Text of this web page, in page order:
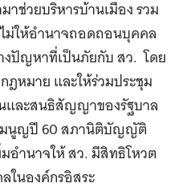
าช่วยบริหารบ้านเมือง รวม
ม่ให้อำนาจถอดถอนบุคคล
งปัญหาที่เป็นภัยกับ สว. โดย
ฎหมาย และให้ร่วมประชุม
และสนธิสัญญาของรัฐบาล
มนูญปี 60 สภานิติบัญญัติ
อำนาจให้ สว. มีสิทธิโหวต
ในองค์กรอิสระ